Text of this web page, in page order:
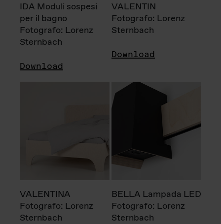
IDA Moduli sospesi
per il bagno
Fotografo: Lorenz
Sternbach
Download
VALENTIN
Fotografo: Lorenz
Sternbach
Download
VALENTINA
Fotografo: Lorenz
Sternbach
BELLA Lampada LED
Fotografo: Lorenz
Sternbach